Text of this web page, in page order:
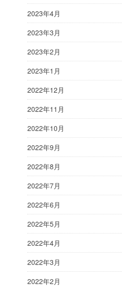
2023年4月
2023年3月
2023年2月
2023年1月
2022年12月
2022年11月
2022年10月
2022年9月
2022年8月
2022年7月
2022年6月
2022年5月
2022年4月
2022年3月
2022年2月